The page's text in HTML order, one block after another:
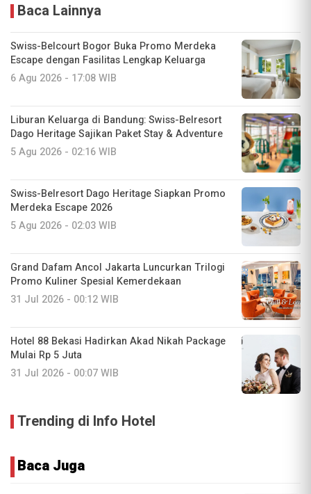
Baca Lainnya
Swiss-Belcourt Bogor Buka Promo Merdeka
Escape dengan Fasilitas Lengkap Keluarga
6 Agu 2026 - 17:08 WIB
Liburan Keluarga di Bandung: Swiss-Belresort
Dago Heritage Sajikan Paket Stay & Adventure
5 Agu 2026 - 02:16 WIB
Swiss-Belresort Dago Heritage Siapkan Promo
Merdeka Escape 2026
5 Agu 2026 - 02:03 WIB
Grand Dafam Ancol Jakarta Luncurkan Trilogi
Promo Kuliner Spesial Kemerdekaan
31 Jul 2026 - 00:12 WIB
Hotel 88 Bekasi Hadirkan Akad Nikah Package
Mulai Rp 5 Juta
31 Jul 2026 - 00:07 WIB
Trending di Info Hotel
Baca Juga